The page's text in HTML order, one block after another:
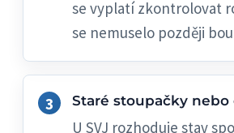
se vyplatí zkontrolovat
se nemuselo později
Staré stoupačky nebo
U SVJ rozhoduje stav